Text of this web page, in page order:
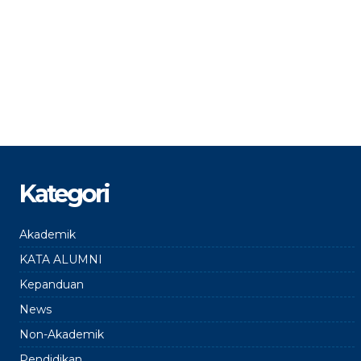
Kategori
Akademik
KATA ALUMNI
Kepanduan
News
Non-Akademik